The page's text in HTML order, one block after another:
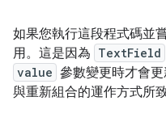
如果您執行這段程式碼並
用。這是因為 TextField
value 參數變更時才會
與重新組合的運作方式所致